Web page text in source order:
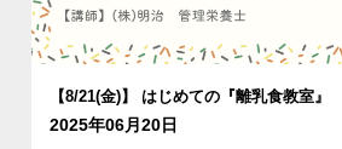
【8/21(金)】 はじめての『離乳食教室』
2025年06月20日